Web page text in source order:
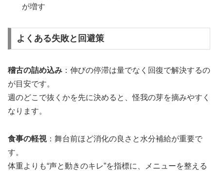
が増す
よくある失敗と回避策
稽古の詰め込み ：伸びの停滞は量でなく回復で解決するの
が目安です。
週のどこで抜くかを先に決めると、怪我の芽を摘みやすく
なります。
食事の軽視：舞台前ほど消化の良さと水分補給が重要で
す。
体重よりも“声と動きのキレ”を指標に、メニューを整える